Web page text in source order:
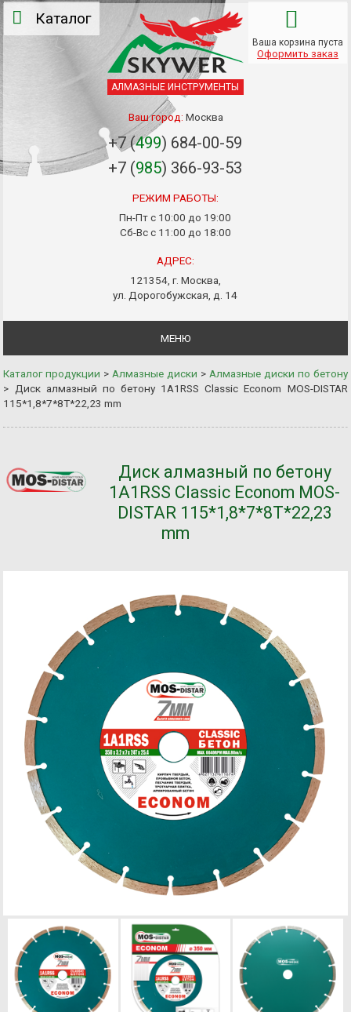
АЛМАЗНЫЕ ИНСТРУМЕНТЫ
Ваш город: Москва
+7 (499) 684-00-59
+7 (985) 366-93-53
РЕЖИМ РАБОТЫ:
Пн-Пт с 10:00 до 19:00
Сб-Вс с 11:00 до 18:00
АДРЕС:
121354, г. Москва,
ул. Дорогобужская, д. 14
Ваша корзина пуста
Оформить заказ
МЕНЮ
Каталог продукции > Алмазные диски > Алмазные диски по бетону
> Диск алмазный по бетону 1A1RSS Classic Econom MOS-DISTAR
115*1,8*7*8Т*22,23 mm
Диск алмазный по бетону
1A1RSS Classic Econom MOS-
DISTAR 115*1,8*7*8Т*22,23
mm
Каталог